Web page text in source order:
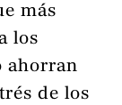
más
los
ahorran
de los